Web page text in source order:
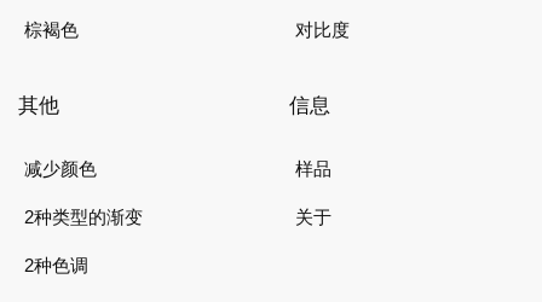
棕褐色 对比度
其他
减少颜色
2种类型的渐变
2种色调
信息
样品
关于